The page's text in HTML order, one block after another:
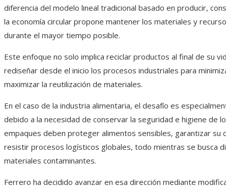
diferencia del modelo lineal tradicional basado en producir,
la economía circular propone mantener los materiales y
durante el mayor tiempo posible.
Este enfoque no solo implica reciclar productos al final de su
rediseñar desde el inicio los procesos industriales para
maximizar la reutilización de materiales.
En el caso de la industria alimentaria, el desafío es
debido a la necesidad de conservar la seguridad e higiene de
empaques deben proteger alimentos sensibles, garantizar su
resistir procesos logísticos globales, todo mientras se busca
materiales contaminantes.
Ferrero ha decidido avanzar en esa dirección mediante